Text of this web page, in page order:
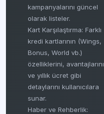
kampanyalarını güncel
olarak listeler.
Kart Karşılaştırma: Farklı
kredi kartlarının (Wings,
Bonus, World vb.)
özelliklerini, avantajlarını
ve yıllık ücret gibi
detaylarını kullanıcılara
sunar.
Haber ve Rehberlik: